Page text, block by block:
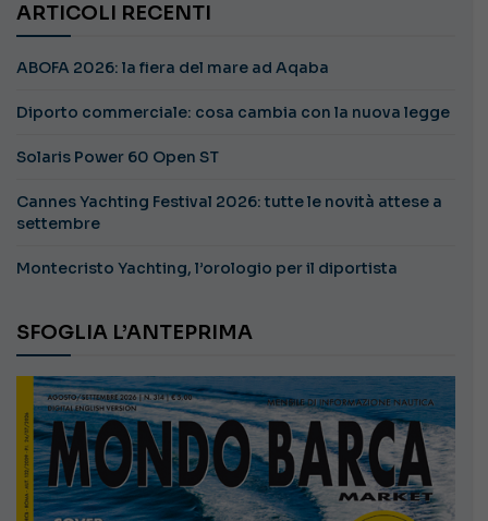
ARTICOLI RECENTI
ABOFA 2026: la fiera del mare ad Aqaba
Diporto commerciale: cosa cambia con la nuova legge
Solaris Power 60 Open ST
Cannes Yachting Festival 2026: tutte le novità attese a
settembre
Montecristo Yachting, l’orologio per il diportista
SFOGLIA L’ANTEPRIMA